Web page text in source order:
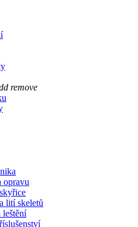
remove
opravu
lití skeletů
leštění